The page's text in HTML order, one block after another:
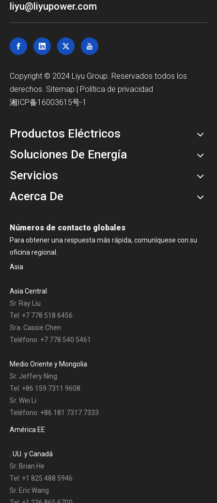
liyu@liyupower.com
Copyright © 2024 Liyu Group. Reservados todos los
derechos. Sitemap
Política de privacidad
湘ICP备16003615号-1
Productos Eléctricos
Soluciones De Energía
Servicios
Acerca De
Números de contacto globales
Para obtener una respuesta más rápida, comuníquese con su
oficina regional.
Asia
Asia Central
Sr. Ray Liu
Tel: +7 778 518 6456
Sra. Cassie Chen
Teléfono: +7 778 540 5461
Medio Oriente y Mongolia
Sr. Jeffery Ning
Tel: +86 159 7311 9608
Sr. Wei Li
Teléfono: +86 181 7317 7333
América EE
. UU. y Canadá
Sr. Brian He
Tel: +1 825 488 5946
Sr. Eric Wang